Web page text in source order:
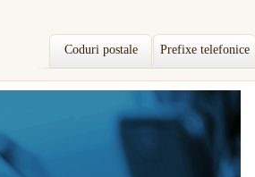
Coduri postale Prefixe telefonice